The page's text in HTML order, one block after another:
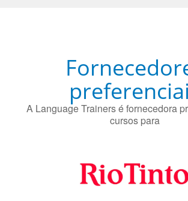
A Language Trainers é fornecedora
cursos para